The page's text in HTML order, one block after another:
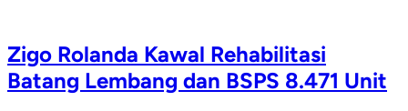
Zigo Rolanda Kawal Rehabilitasi
Batang Lembang dan BSPS 8.471 Unit